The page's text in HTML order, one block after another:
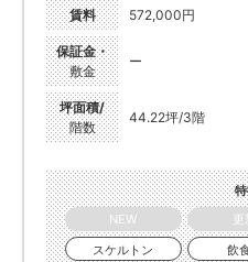
賃料 572,000円
保証金・
敷金
ー
坪面積/
階数
44.22坪/3階
NEW
更
スケルトン
飲